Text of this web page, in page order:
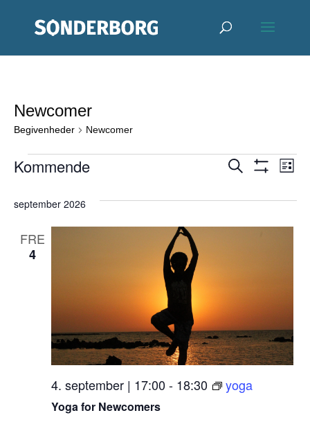
Newcomer
Begivenheder Newcomer
Begivenheder
og
Søg
efter
Liste
Kommende
dato.
september 2026
FRE
4
Yoga for Newcomers
4. september | 17:00 - 18:30 yoga